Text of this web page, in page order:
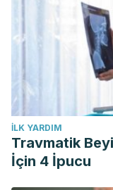
İLK YARDIM
Travmatik
İçin 4 İpucu